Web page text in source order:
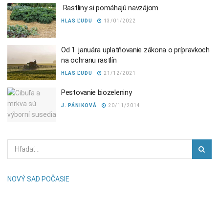
Rastliny si pomáhajú navzájom
HLAS ĽUDU 13/01/2022
Od 1. januára uplatňovanie zákona o prípravkoch
na ochranu rastlín
HLAS ĽUDU 21/12/2021
Pestovanie biozeleniny
J. PÁNIKOVÁ 20/11/2014
NOVÝ SAD POČASIE